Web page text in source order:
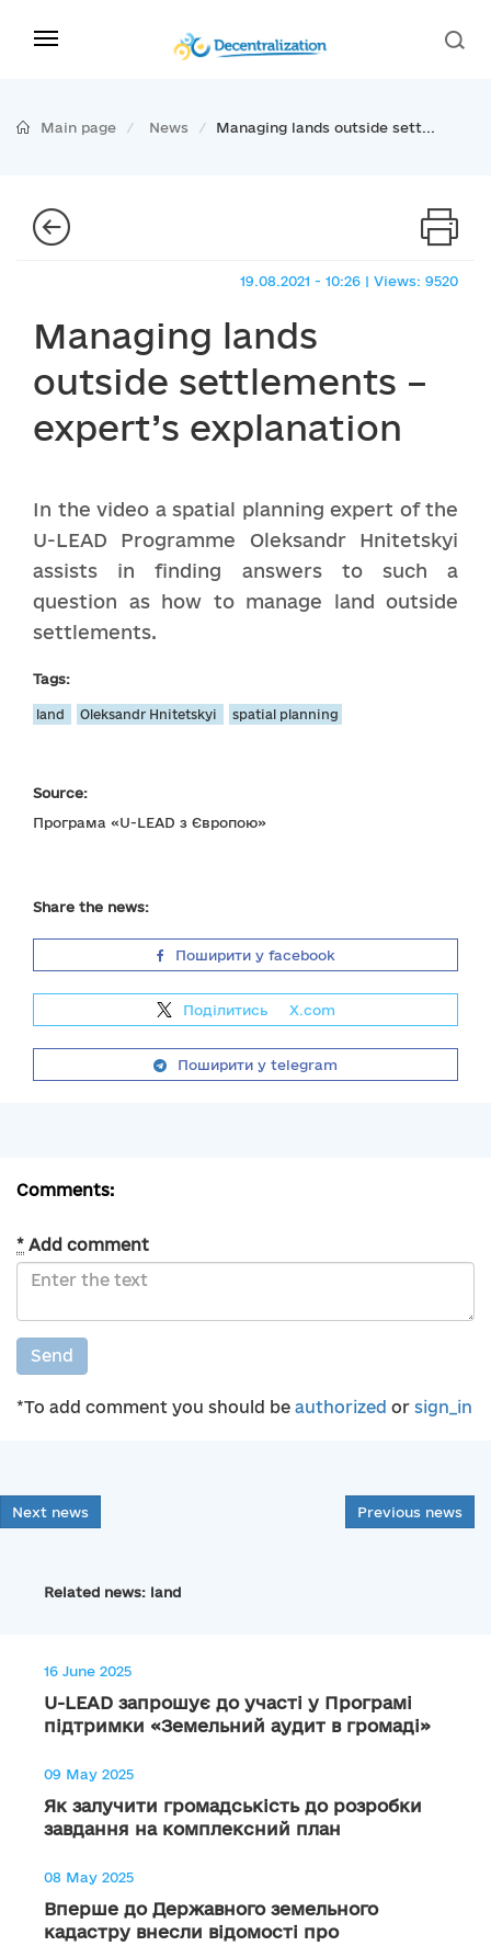
Main page News Managing lands outside sett...
19.08.2021 - 10:26 | Views: 9520
Managing lands
outside settlements –
expert’s explanation
In the video a spatial planning expert of the
U-LEAD Programme Oleksandr Hnitetskyi
assists in finding answers to such a
question as how to manage land outside
settlements.
Tags:
land Oleksandr Hnitetskyi spatial planning
Source:
Програма «U-LEAD з Європою»
Share the news:
Поширити у facebook
Поділитись X.com
Поширити у telegram
Comments:
* Add comment
Send
*To add comment you should be authorized or sign_in
Next news Previous news
Related news: land
16 June 2025
U-LEAD запрошує до участі у Програмі
підтримки «Земельний аудит в громаді»
09 May 2025
Як залучити громадськість до розробки
завдання на комплексний план
08 May 2025
Вперше до Державного земельного
кадастру внесли відомості про